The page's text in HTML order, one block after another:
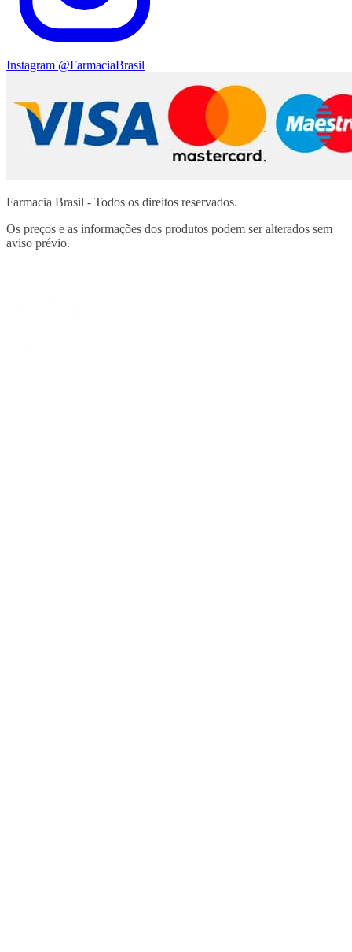
Instagram @FarmaciaBrasil
Farmacia Brasil - Todos os direitos reservados.
Os preços e as informações dos produtos podem ser alterados sem
aviso prévio.